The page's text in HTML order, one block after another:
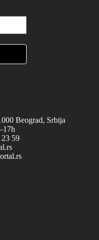
Beograd, Srbija
59